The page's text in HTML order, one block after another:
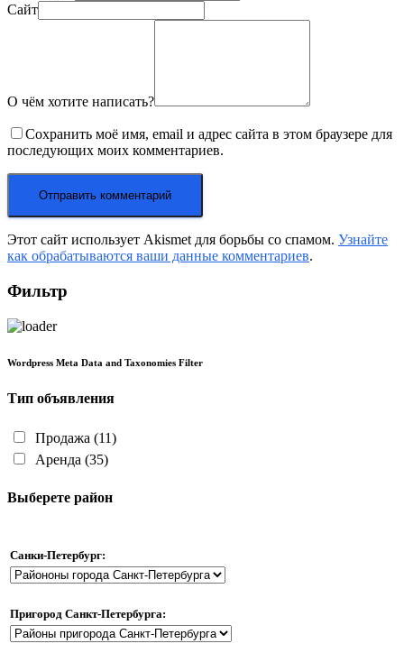
Сайт
О чём хотите написать?
Сохранить моё имя, email и адрес сайта в этом браузере для
последующих моих комментариев.
Этот сайт использует Akismet для борьбы со спамом. Узнайте
как обрабатываются ваши данные комментариев.
Фильтр
Wordpress Meta Data and Taxonomies Filter
Тип объявления
Продажа (11)
Аренда (35)
Выберете район
Санки-Петербург:
Пригород Санкт-Петербурга: